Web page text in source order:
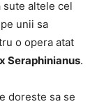
sute altele cel
unii sa
o opera atat
Seraphinianus.
doreste sa se